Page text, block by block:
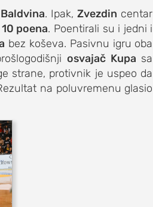
Baldvina. Ipak,Zvezdin centar
10 poena. Poentirali su i jedni i
bez koševa. Pasivnu igru oba
osvajač Kupa sa
strane, protivnik je uspeo da
na poluvremenu glasio